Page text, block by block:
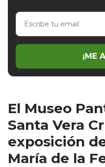
Escribe
email
¡ME
El Museo
Santa Vera
exposición
María de la